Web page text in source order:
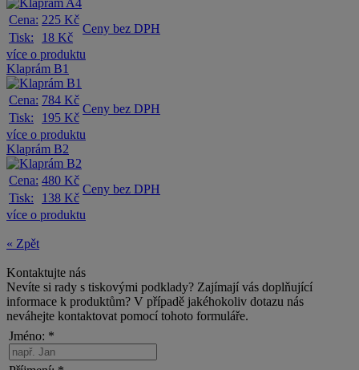
Cena: 590 Kč
Ceny bez DPH
Tisk: 165 Kč
více o produktu
Klaprám A2
Cena: 420 Kč
Ceny bez DPH
Tisk: 115 Kč
více o produktu
Klaprám A4
Cena:
Tisk: 18 Kč
více o produktu
Klaprám B1
Cena: 784 Kč
Ceny bez DPH
Tisk:
195 Kč